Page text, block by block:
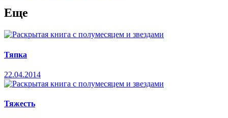
Еще
Тяпка
22.04.2014
Тяжесть